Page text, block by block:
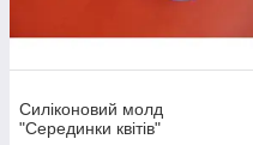
Силіконовий молд
"Серединки квітів"